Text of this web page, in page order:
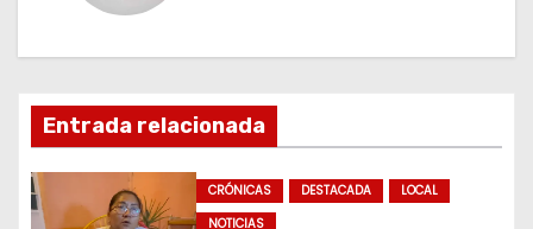
c
ó
Entrada relacionada
CRÓNICAS DESTACADA
LOCAL
NOTICIAS